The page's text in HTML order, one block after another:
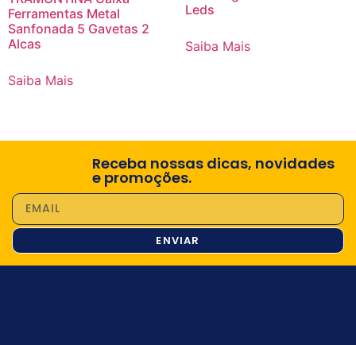
Ferramentas Metal
Sanfonada 5 Gavetas 2
Alcas
Saiba Mais
Leds
Saiba Mais
Receba nossas dicas, novidades
e promoções.
ENVIAR